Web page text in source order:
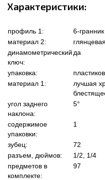
Характеристики:
профиль 1:
6-гранник
материал 2:
динамометрический
ключ:
да
упаковка:
материал 1:
лучшая
угол заднего
наклона:
5°
содержимое
упаковки:
1
зубец:
72
разъем, дюймов:
1/2, 1/4
предметов в
комплекте:
97